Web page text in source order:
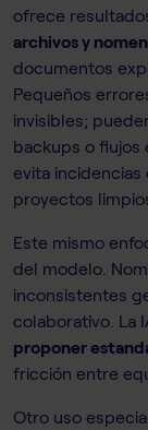
ofrece
archivos y
documentos
Pequeños
invisibles;
backups o flujos
evita
proyectos
Este mismo
del modelo.
inconsistentes
colaborativo. La
proponer
fricción entre
Otro uso